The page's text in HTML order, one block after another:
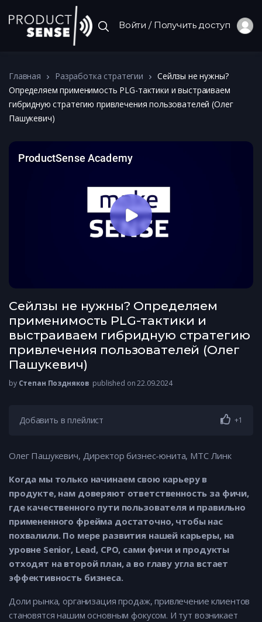
Войти / Получить доступ
Главная Разработка стратегии
Сейлзы не нужны?
Определяем применимость PLG-тактики и выстраиваем
гибридную стратегию привлечения пользователей (Олег
Пашукевич)
Сейлзы не нужны? Определяем
применимость PLG-тактики и
выстраиваем гибридную стратегию
привлечения пользователей (Олег
Пашукевич)
by Степан Поздняков published on 22.09.2024
Добавить в плейлист +1
Олег Пашукевич, Директор бизнес-юнита, МТС Линк
Когда мы только начинаем свою карьеру в
продукте, нам доверяют ответственность за фичи,
где качественного пути пользователя и правильно
примененного фрейма достаточно, чтобы нас
похвалили. По мере развития нашей карьеры, на
уровне Senior, Lead, CPO, сами фичи и продукты
отходят на второй план, а во главу угла встает
эффективность бизнеса.
Доли рынка, организация продаж, привлечение клиентов
становятся нашим основным фокусом. И тут возникает